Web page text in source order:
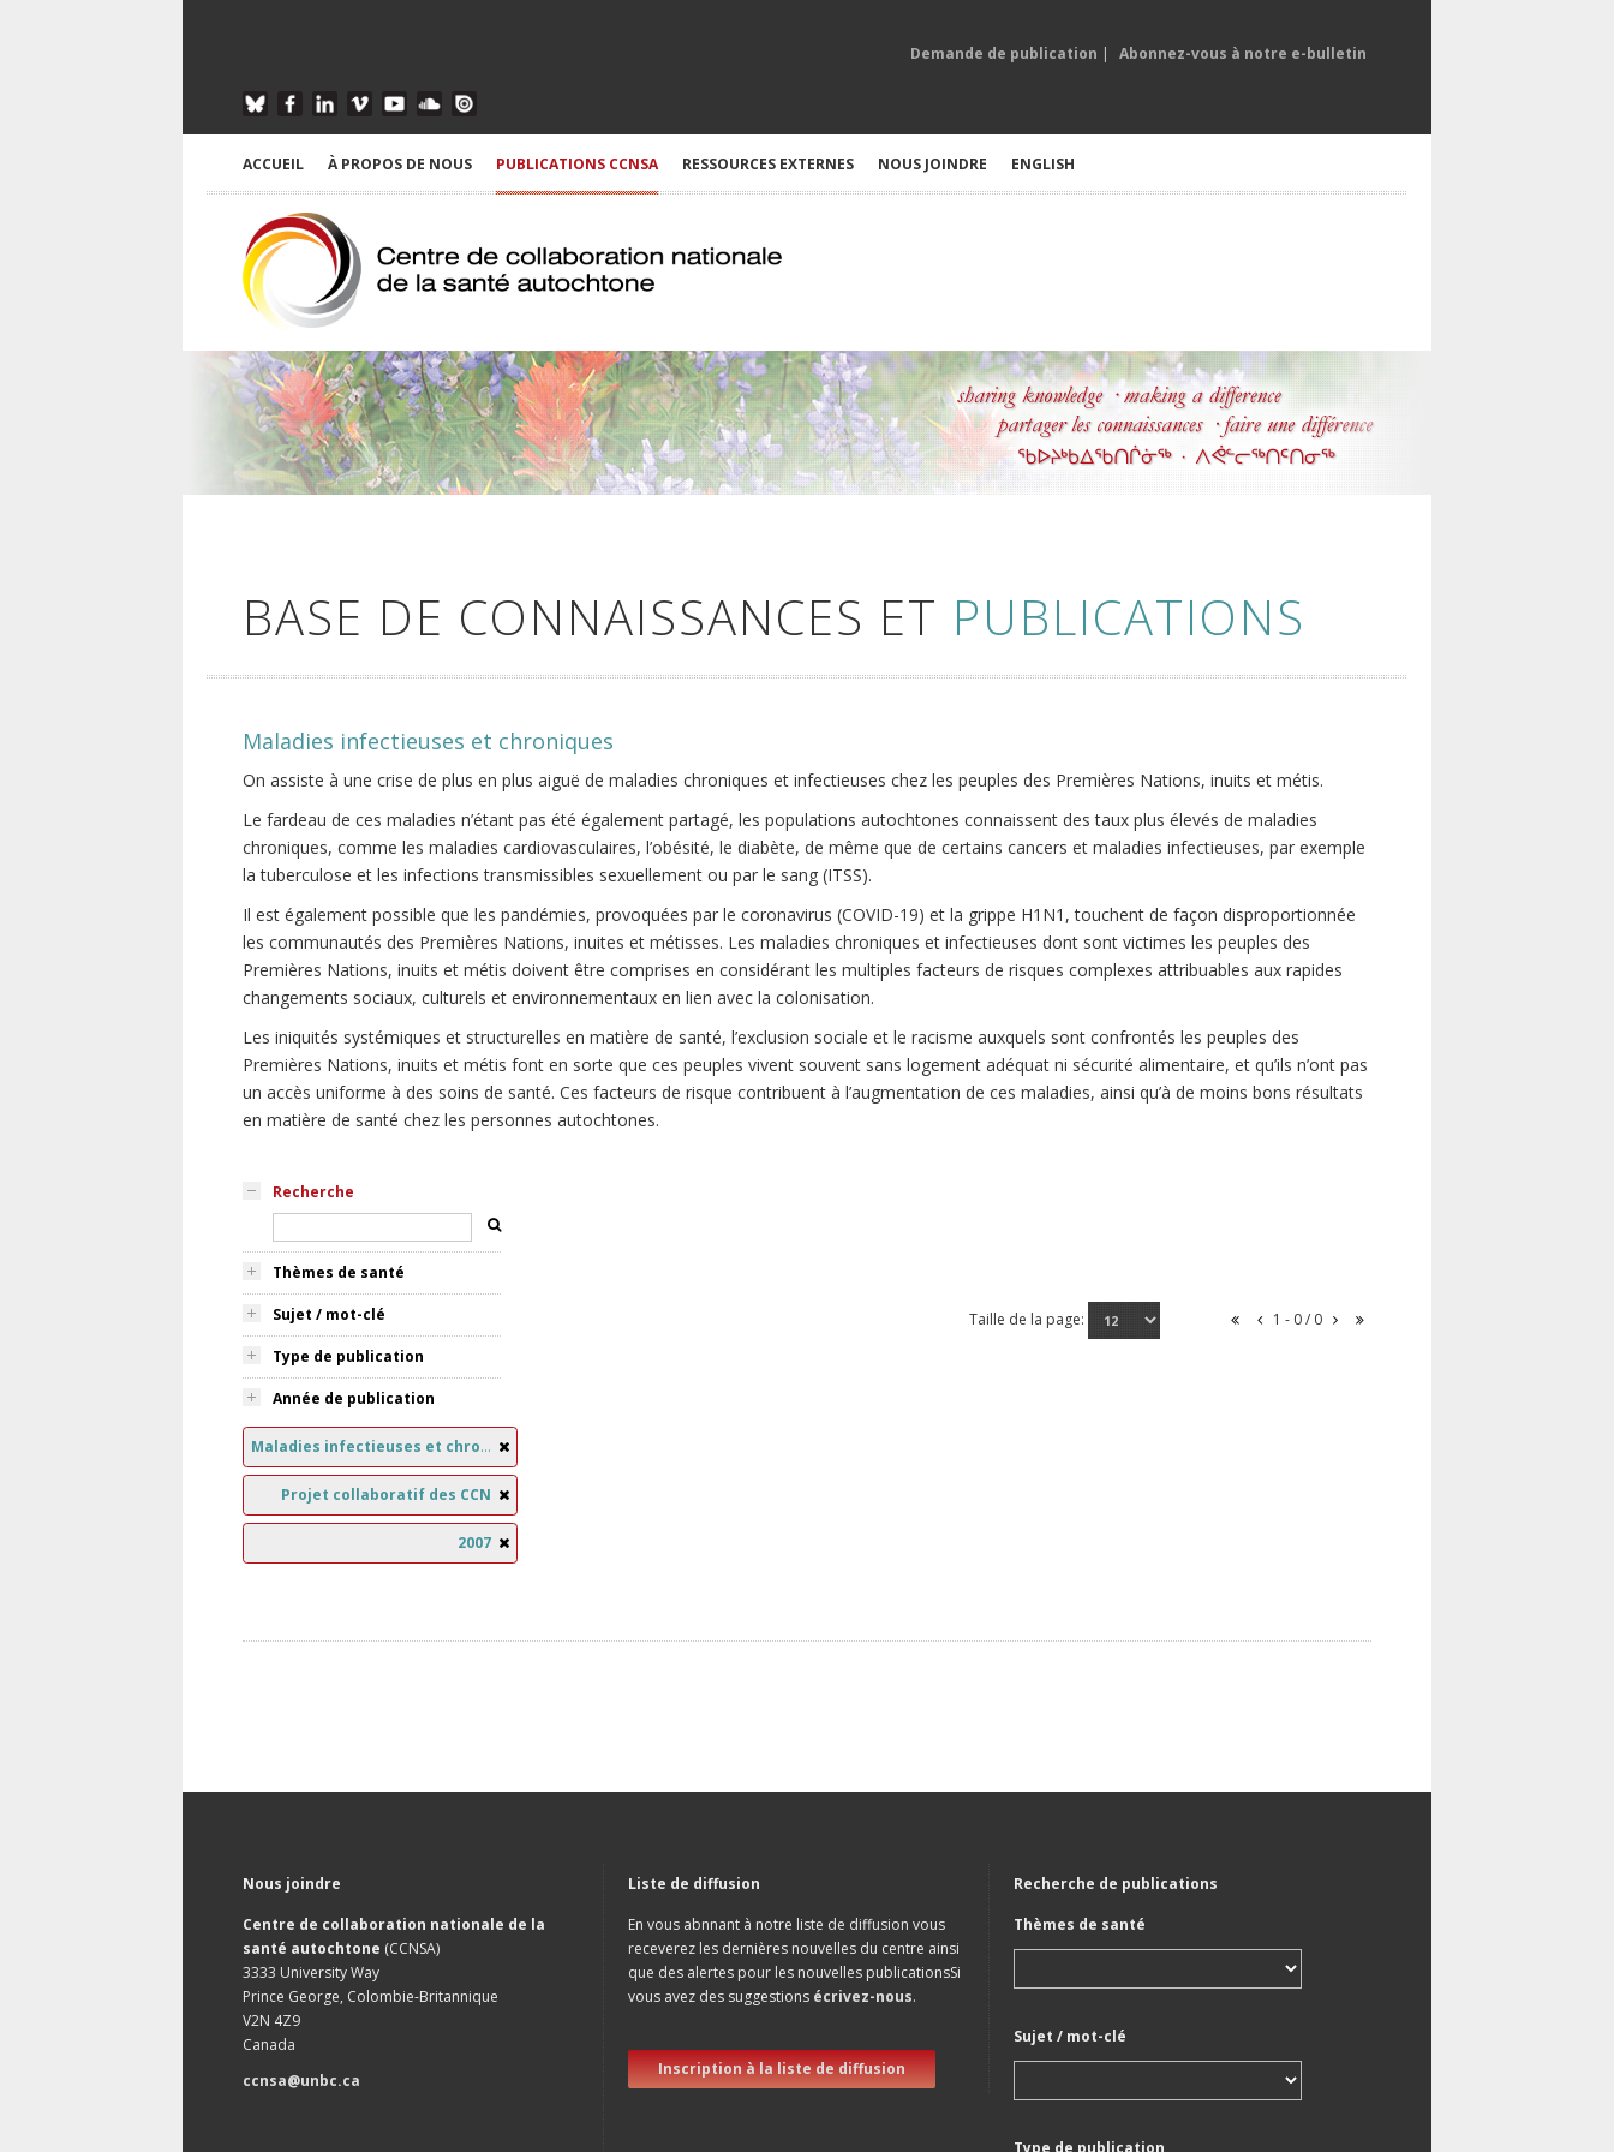
Demande de publication | Abonnez-vous à notre e-bulletin
ACCUEIL À PROPOS DE NOUS PUBLICATIONS CCNSA RESSOURCES EXTERNES NOUS JOINDRE ENGLISH
BASE DE CONNAISSANCES ET PUBLICATIONS
Maladies infectieuses et chroniques
On assiste à une crise de plus en plus aiguë de maladies chroniques et infectieuses chez les peuples des Premières Nations, inuits et métis.
Le fardeau de ces maladies n’étant pas été également partagé, les populations autochtones connaissent des taux plus élevés de maladies
chroniques, comme les maladies cardiovasculaires, l’obésité, le diabète, de même que de certains cancers et maladies infectieuses, par exemple
la tuberculose et les infections transmissibles sexuellement ou par le sang (ITSS).
Il est également possible que les pandémies, provoquées par le coronavirus (COVID-19) et la grippe H1N1, touchent de façon disproportionnée
les communautés des Premières Nations, inuites et métisses. Les maladies chroniques et infectieuses dont sont victimes les peuples des
Premières Nations, inuits et métis doivent être comprises en considérant les multiples facteurs de risques complexes attribuables aux rapides
changements sociaux, culturels et environnementaux en lien avec la colonisation.
Les iniquités systémiques et structurelles en matière de santé, l’exclusion sociale et le racisme auxquels sont confrontés les peuples des
Premières Nations, inuits et métis font en sorte que ces peuples vivent souvent sans logement adéquat ni sécurité alimentaire, et qu’ils n’ont pas
un accès uniforme à des soins de santé. Ces facteurs de risque contribuent à l’augmentation de ces maladies, ainsi qu’à de moins bons résultats
en matière de santé chez les personnes autochtones.
Recherche
Thèmes de santé
Sujet / mot-clé
Type de publication
Année de publication
Maladies infectieuses et chroniques
Projet collaboratif des CCN
2007
Taille de la page: 1 - 0 / 0
Nous joindre
Centre de collaboration nationale de la
santé autochtone (CCNSA)
3333 University Way
Prince George, Colombie-Britannique
V2N 4Z9
Canada
ccnsa@unbc.ca
Liste de diffusion
En vous abnnant à notre liste de diffusion vous
receverez les dernières nouvelles du centre ainsi
que des alertes pour les nouvelles publicationsSi
vous avez des suggestions écrivez-nous.
Inscription à la liste de diffusion
Recherche de publications
Thèmes de santé
Sujet / mot-clé
Type de publication